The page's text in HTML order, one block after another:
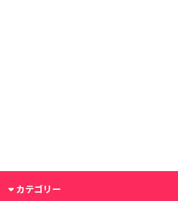
カテゴリー